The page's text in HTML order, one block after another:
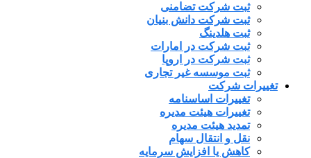
ثبت شرکت تضامنی
ثبت شرکت دانش بنیان
ثبت هلدینگ
ثبت شرکت در امارات
ثبت شرکت در اروپا
ثبت موسسه غیر تجاری
تغییرات شرکت
تغییرات اساسنامه
تغییرات هیئت مدیره
تمدید هیئت مدیره
نقل و انتقال سهام
کاهش یا افزایش سرمایه